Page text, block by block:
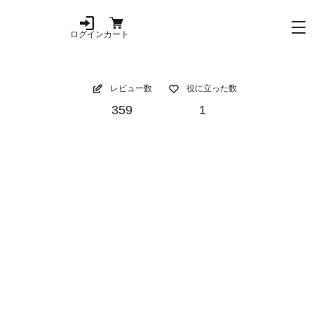
ログインカート
レビュー数
359
役に立った数
1